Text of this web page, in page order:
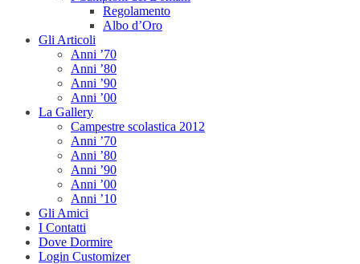
Regolamento
Albo d’Oro
Gli Articoli
Anni ’70
Anni ’80
Anni ’90
Anni ’00
La Gallery
Campestre scolastica 2012
Anni ’70
Anni ’80
Anni ’90
Anni ’00
Anni ’10
Gli Amici
I Contatti
Dove Dormire
Login Customizer